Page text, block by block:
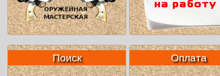
Поиск Оплата